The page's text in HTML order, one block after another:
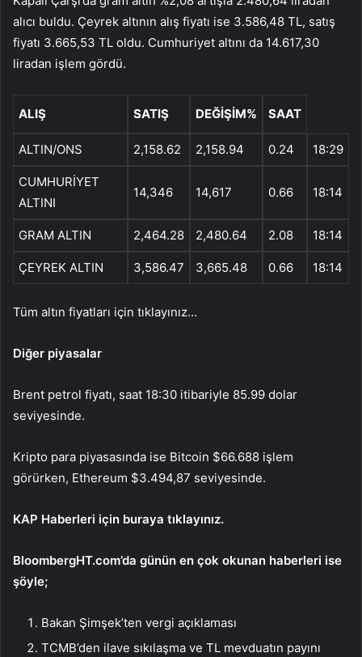
alıcı buldu. Çeyrek altının alış fiyatı ise 3.586,48 TL, satış
fiyatı 3.665,53 TL oldu. Cumhuriyet altını da 14.617,30
liradan işlem gördü.
ALIŞ SATIŞ DEĞİŞİM% SAAT
ALTIN/ONS 2,158.62 2,158.94 0.24 18:29
CUMHURİYET
ALTINI
14,346 14,617 0.66 18:14
GRAM ALTIN 2,464.28 2,480.64 2.08 18:14
ÇEYREK ALTIN 3,586.47 3,665.48 0.66 18:14
Tüm altın fiyatları için tıklayınız…
Diğer piyasalar
Brent petrol fiyatı, saat 18:30 itibariyle 85.99 dolar
seviyesinde.
Kripto para piyasasında ise Bitcoin $66.688 işlem
görürken, Ethereum $3.494,87 seviyesinde.
KAP Haberleri için buraya tıklayınız.
BloombergHT.com’da günün en çok okunan haberleri ise
şöyle;
Bakan Şimşek’ten vergi açıklaması
TCMB’den ilave sıkılaşma ve TL mevduatın payını